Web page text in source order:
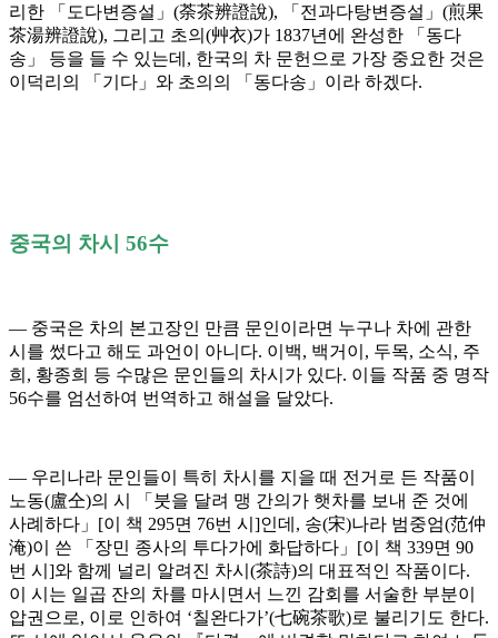
리한 「도다변증설」(荼茶辨證說), 「전과다탕변증설」(煎果
茶湯辨證說), 그리고 초의(艸衣)가 1837년에 완성한 「동다
송」 등을 들 수 있는데, 한국의 차 문헌으로 가장 중요한 것은
이덕리의 「기다」와 초의의 「동다송」이라 하겠다.
중국의 차시 56수
― 중국은 차의 본고장인 만큼 문인이라면 누구나 차에 관한
시를 썼다고 해도 과언이 아니다. 이백, 백거이, 두목, 소식, 주
희, 황종희 등 수많은 문인들의 차시가 있다. 이들 작품 중 명작
56수를 엄선하여 번역하고 해설을 달았다.
― 우리나라 문인들이 특히 차시를 지을 때 전거로 든 작품이
노동(盧仝)의 시 「붓을 달려 맹 간의가 햇차를 보내 준 것에
사례하다」[이 책 295면 76번 시]인데, 송(宋)나라 범중엄(范仲
淹)이 쓴 「장민 종사의 투다가에 화답하다」[이 책 339면 90
번 시]와 함께 널리 알려진 차시(茶詩)의 대표적인 작품이다.
이 시는 일곱 잔의 차를 마시면서 느낀 감회를 서술한 부분이
압권으로, 이로 인하여 ‘칠완다가’(七碗茶歌)로 불리기도 한다.